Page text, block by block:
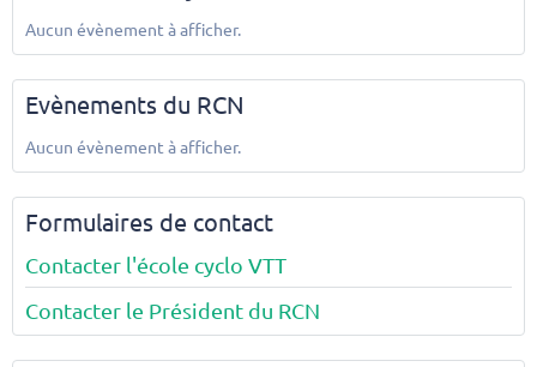
Aucun évènement à afficher.
Evènements du RCN
Aucun évènement à afficher.
Formulaires de contact
Contacter l'école cyclo VTT
Contacter le Président du RCN